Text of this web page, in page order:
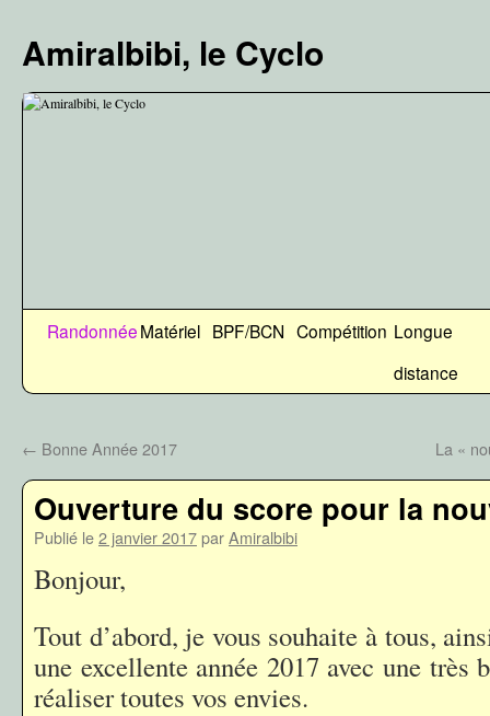
contenu
Amiralbibi, le Cyclo
RandonnéeMatériel BPF/BCN Compétition Longue
distance
← Bonne Année 2017 La «
Ouverture du score pour la
Publié le2 janvier 2017parAmiralbibi
Bonjour,
Tout d’abord, je vous souhaite à tous,
une excellente année 2017 avec une très
réaliser toutes vos envies.